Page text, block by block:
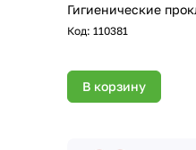
Гигиенические
Код: 110381
В корзину